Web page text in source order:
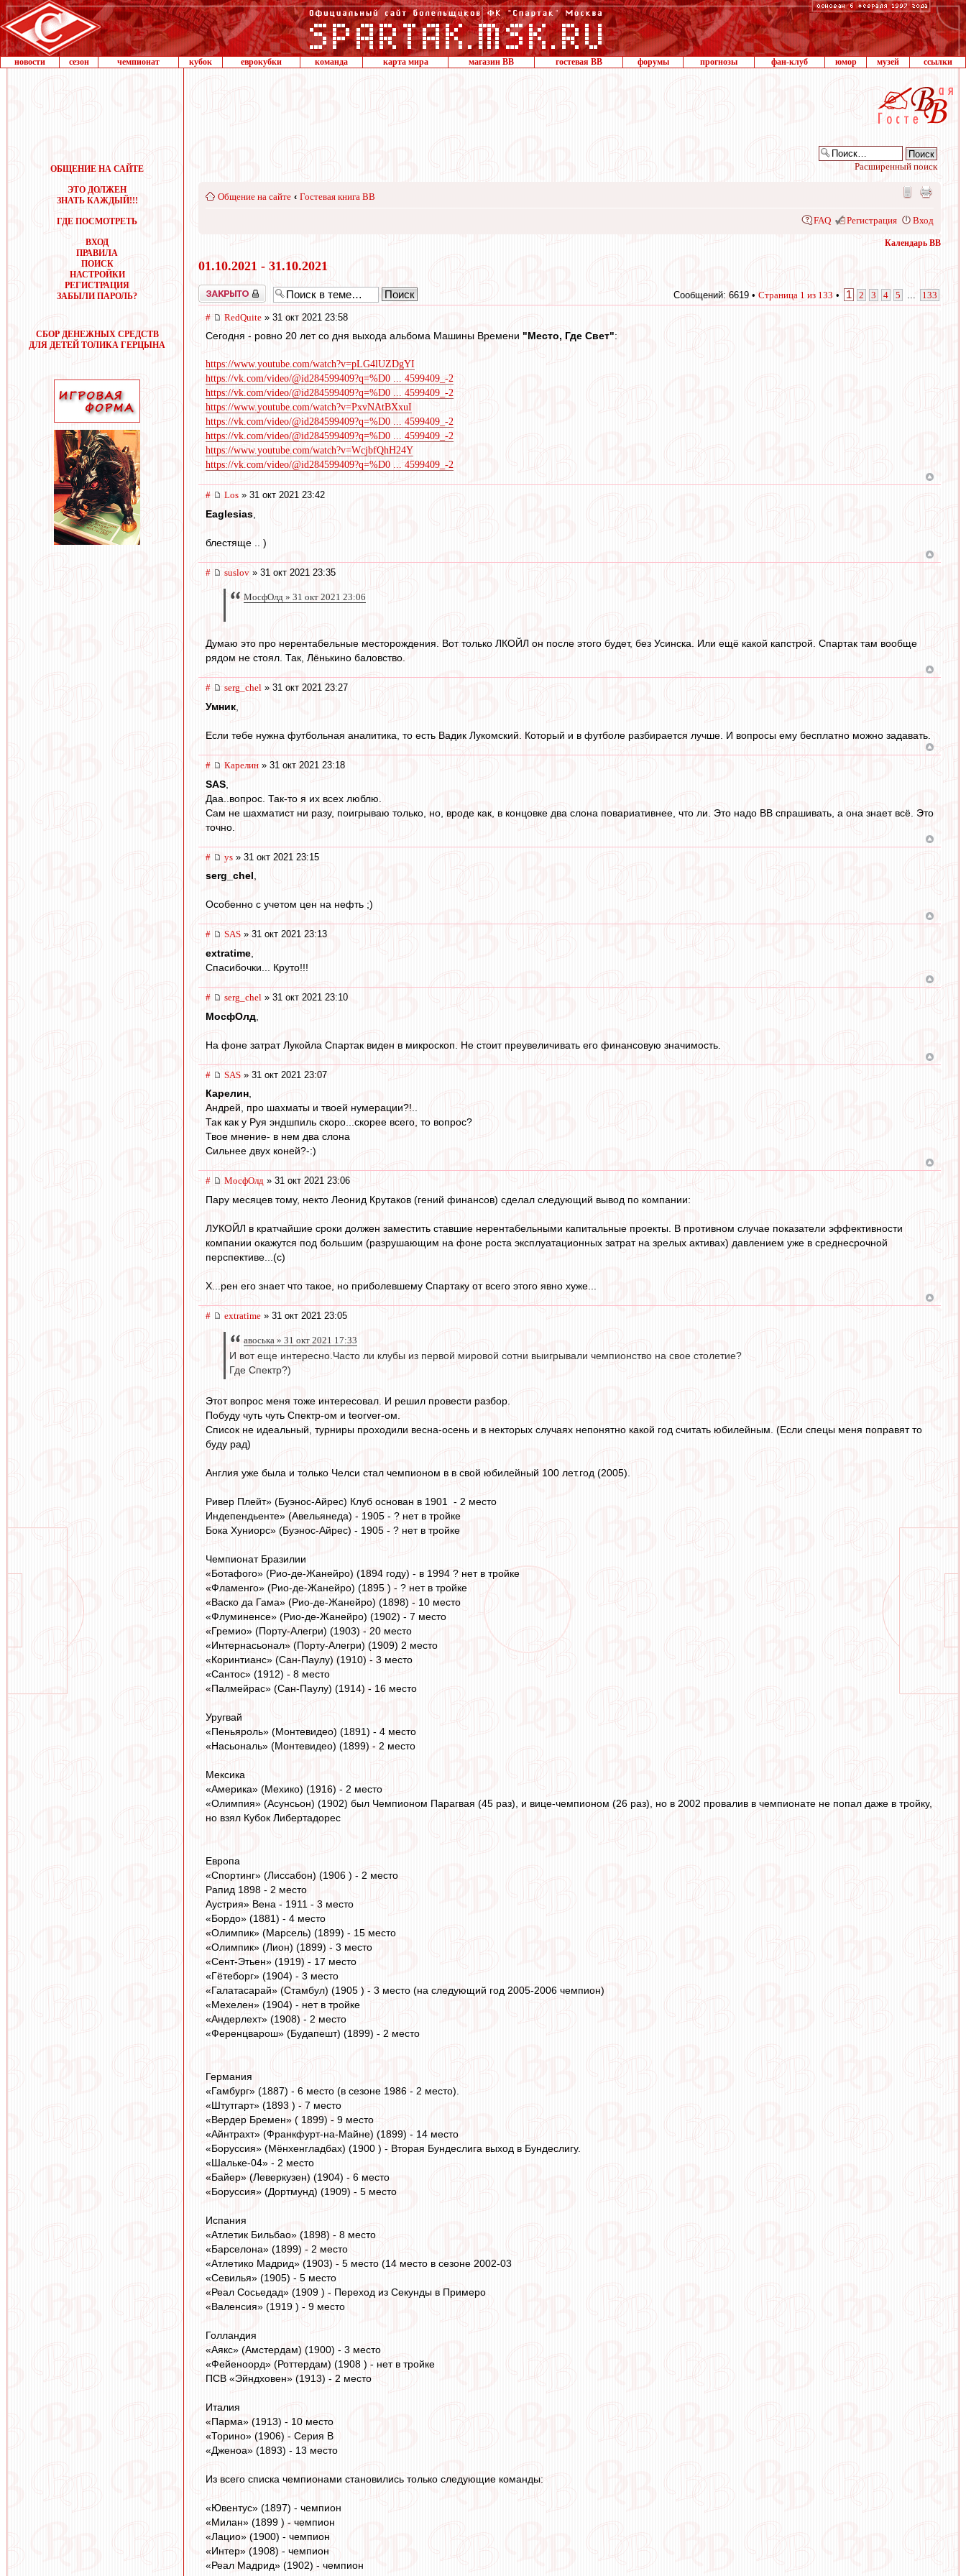
новости сезон чемпионат кубок еврокубки команда карта мира магазин ВВ гостевая ВВ форумы прогнозы фан-клуб юмор музей ссылки
ОБЩЕНИЕ НА САЙТЕ
ЭТО ДОЛЖЕН
ЗНАТЬ КАЖДЫЙ!!!
ГДЕ ПОСМОТРЕТЬ
ВХОД
ПРАВИЛА
ПОИСК
НАСТРОЙКИ
РЕГИСТРАЦИЯ
ЗАБЫЛИ ПАРОЛЬ?
СБОР ДЕНЕЖНЫХ СРЕДСТВ
ДЛЯ ДЕТЕЙ ТОЛИКА ГЕРЦЫНА
Расширенный поиск
Общение на сайте ‹ Гостевая книга ВВ
FAQ Регистрация Вход
Календарь ВВ
01.10.2021 - 31.10.2021
Закрыто Сообщений: 6619 • Страница 1 из 133 • 1 2 3 4 5 133
# RedQuite » 31 окт 2021 23:58
Сегодня - ровно 20 лет со дня выхода альбома Машины Времени "Место, Где Свет":
https://www.youtube.com/watch?v=pLG4lUZDgYI
https://vk.com/video/@id284599409?q=%D0 ... 4599409_-2
https://vk.com/video/@id284599409?q=%D0 ... 4599409_-2
https://www.youtube.com/watch?v=PxvNAtBXxuI
https://vk.com/video/@id284599409?q=%D0 ... 4599409_-2
https://vk.com/video/@id284599409?q=%D0 ... 4599409_-2
https://www.youtube.com/watch?v=WcjbfQhH24Y
https://vk.com/video/@id284599409?q=%D0 ... 4599409_-2
# Los » 31 окт 2021 23:42
Eaglesias
блестяще .. )
# suslov » 31 окт 2021 23:35
МосфОлд » 31 окт 2021 23:06
Думаю это про нерентабельные месторождения. Вот только ЛКОЙЛ он после этого будет, без Усинска. Или ещё какой капстрой. Спартак там вообще
рядом не стоял. Так, Лёнькино баловство.
# serg_chel » 31 окт 2021 23:27
Умник
Если тебе нужна футбольная аналитика, то есть Вадик Лукомский. Который и в футболе разбирается лучше. И вопросы ему бесплатно можно задавать.
# Карелин » 31 окт 2021 23:18
SAS
Даа..вопрос. Так-то я их всех люблю.
Сам не шахматист ни разу, поигрываю только, но, вроде как, в концовке два слона повариативнее, что ли. Это надо ВВ спрашивать, а она знает всё. Это
точно.
# ys » 31 окт 2021 23:15
serg_chel,
Особенно с учетом цен на нефть ;)
# SAS » 31 окт 2021 23:13
extratime
Спасибочки... Круто!!!
# serg_chel » 31 окт 2021 23:10
МосфОлд
На фоне затрат Лукойла Спартак виден в микроскоп. Не стоит преувеличивать его финансовую значимость.
# SAS » 31 окт 2021 23:07
Карелин,
Андрей, про шахматы и твоей нумерации?!..
Так как у Руя эндшпиль скоро...скорее всего, то вопрос?
Твое мнение- в нем два слона
Сильнее двух коней?-:)
# МосфОлд » 31 окт 2021 23:06
Пару месяцев тому, некто Леонид Крутаков (гений финансов) сделал следующий вывод по компании:
ЛУКОЙЛ в кратчайшие сроки должен заместить ставшие нерентабельными капитальные проекты. В противном случае показатели эффективности
компании окажутся под большим (разрушающим на фоне роста эксплуатационных затрат на зрелых активах) давлением уже в среднесрочной
перспективе...(с)
Х...рен его знает что такое, но приболевшему Спартаку от всего этого явно хуже...
# extratime » 31 окт 2021 23:05
авоська » 31 окт 2021 17:33
И вот еще интересно.Часто ли клубы из первой мировой сотни выигрывали чемпионство на свое столетие?
Где Спектр?)
Этот вопрос меня тоже интересовал. И решил провести разбор.
Побуду чуть чуть Спектр-ом и teorver-ом.
Список не идеальный, турниры проходили весна-осень и в некторых случаях непонятно какой год считать юбилейным. (Если спецы меня поправят то
буду рад)
Англия уже была и только Челси стал чемпионом в в свой юбилейный 100 лет.год (2005).
Ривер Плейт» (Буэнос-Айрес) Клуб основан в 1901 - 2 место
Индепендьенте» (Авельянеда) - 1905 - ? нет в тройке
Бока Хуниорс» (Буэнос-Айрес) - 1905 - ? нет в тройке
Чемпионат Бразилии
«Ботафого» (Рио-де-Жанейро) (1894 году) - в 1994 ? нет в тройке
«Фламенго» (Рио-де-Жанейро) (1895 ) - ? нет в тройке
«Васко да Гама» (Рио-де-Жанейро) (1898) - 10 место
«Флуминенсе» (Рио-де-Жанейро) (1902) - 7 место
«Гремио» (Порту-Алегри) (1903) - 20 место
«Интернасьонал» (Порту-Алегри) (1909) 2 место
«Коринтианс» (Сан-Паулу) (1910) - 3 место
«Сантос» (1912) - 8 место
«Палмейрас» (Сан-Паулу) (1914) - 16 место
Уругвай
«Пеньяроль» (Монтевидео) (1891) - 4 место
«Насьональ» (Монтевидео) (1899) - 2 место
Мексика
«Америка» (Мехико) (1916) - 2 место
«Олимпия» (Асунсьон) (1902) был Чемпионом Парагвая (45 раз), и вице-чемпионом (26 раз), но в 2002 провалив в чемпионате не попал даже в тройку,
но взял Кубок Либертадорес
Европа
«Спортинг» (Лиссабон) (1906 ) - 2 место
Рапид 1898 - 2 место
Аустрия» Вена - 1911 - 3 место
«Бордо» (1881) - 4 место
«Олимпик» (Марсель) (1899) - 15 место
«Олимпик» (Лион) (1899) - 3 место
«Сент-Этьен» (1919) - 17 место
«Гётеборг» (1904) - 3 место
«Галатасарай» (Стамбул) (1905 ) - 3 место (на следующий год 2005-2006 чемпион)
«Мехелен» (1904) - нет в тройке
«Андерлехт» (1908) - 2 место
«Ференцварош» (Будапешт) (1899) - 2 место
Германия
«Гамбург» (1887) - 6 место (в сезоне 1986 - 2 место).
«Штутгарт» (1893 ) - 7 место
«Вердер Бремен» ( 1899) - 9 место
«Айнтрахт» (Франкфурт-на-Майне) (1899) - 14 место
«Боруссия» (Мёнхенгладбах) (1900 ) - Вторая Бундеслига выход в Бундеслигу.
«Шальке-04» - 2 место
«Байер» (Леверкузен) (1904) - 6 место
«Боруссия» (Дортмунд) (1909) - 5 место
Испания
«Атлетик Бильбао» (1898) - 8 место
«Барселона» (1899) - 2 место
«Атлетико Мадрид» (1903) - 5 место (14 место в сезоне 2002-03
«Севилья» (1905) - 5 место
«Реал Сосьедад» (1909 ) - Переход из Секунды в Примеро
«Валенсия» (1919 ) - 9 место
Голландия
«Аякс» (Амстердам) (1900) - 3 место
«Фейеноорд» (Роттердам) (1908 ) - нет в тройке
ПСВ «Эйндховен» (1913) - 2 место
Италия
«Парма» (1913) - 10 место
«Торино» (1906) - Серия В
«Дженоа» (1893) - 13 место
Из всего списка чемпионами становились только следующие команды:
«Ювентус» (1897) - чемпион
«Милан» (1899 ) - чемпион
«Лацио» (1900) - чемпион
«Интер» (1908) - чемпион
«Реал Мадрид» (1902) - чемпион